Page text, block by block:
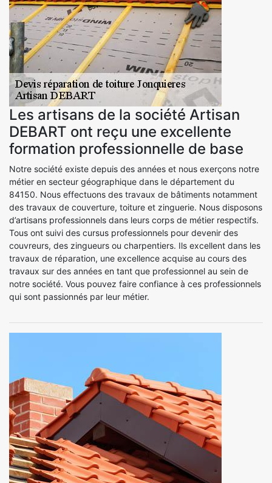
Les artisans de la société Artisan
DEBART ont reçu une excellente
formation professionnelle de base
Notre société existe depuis des années et nous exerçons notre
métier en secteur géographique dans le département du
84150. Nous effectuons des travaux de bâtiments notamment
des travaux de couverture, toiture et zinguerie. Nous disposons
d’artisans professionnels dans leurs corps de métier respectifs.
Tous ont suivi des cursus professionnels pour devenir des
couvreurs, des zingueurs ou charpentiers. Ils excellent dans les
travaux de réparation, une excellence acquise au cours des
travaux sur des années en tant que professionnel au sein de
notre société. Vous pouvez faire confiance à ces professionnels
qui sont passionnés par leur métier.